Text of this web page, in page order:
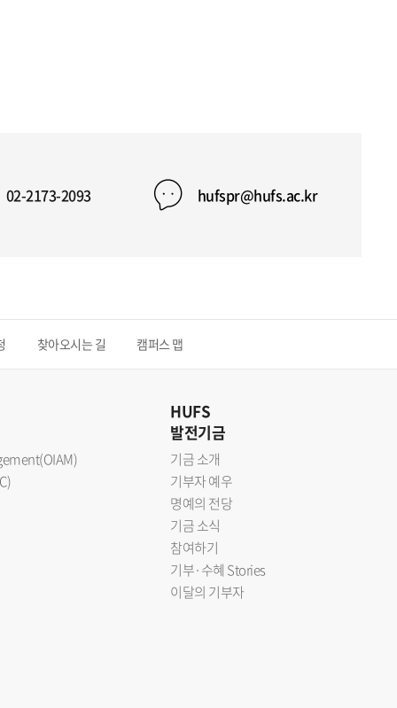
02-2173-2093 hufspr@hufs.ac.kr
찾아오시는 길 캠퍼스 맵
HUFS
발전기금
기금 소개
기부자 예우
명예의 전당
기금 소식
참여하기
기부·수혜 Stories
이달의 기부자